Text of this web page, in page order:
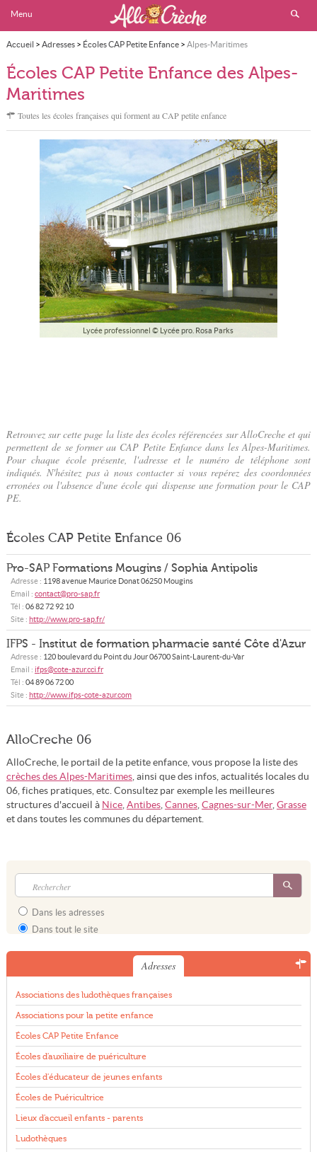
Menu
Accueil > Adresses> Écoles CAP Petite Enfance> Alpes-Maritimes
Écoles CAP Petite Enfance des Alpes-
Maritimes
Toutes les écoles françaises qui forment au CAP petite enfance
Lycée professionnel © Lycée pro. Rosa Parks
Retrouvez sur cette page la liste des écoles référencées sur AlloCreche et qui
permettent de se former au CAP Petite Enfance dans les Alpes-Maritimes.
Pour chaque école présente, l'adresse et le numéro de téléphone sont
indiqués. N'hésitez pas à nous contacter si vous repérez des coordonnées
erronées ou l'absence d'une école qui dispense une formation pour le CAP
PE.
Écoles CAP Petite Enfance 06
Pro-SAP Formations Mougins / Sophia Antipolis
Adresse : 1198 avenue Maurice Donat06250 Mougins
Email : contact@pro-sap.fr
Tél : 06 82 72 92 10
Site : http://www.pro-sap.fr/
IFPS - Institut de formation pharmacie santé Côte d'Azur
Adresse : 120 boulevard du Point du Jour06700Saint-Laurent-du-Var
Email : ifps@cote-azur.cci.fr
Tél : 04 89 06 72 00
Site : http://www.ifps-cote-azur.com
AlloCreche 06
AlloCreche, le portail de la petite enfance, vous propose la liste des
crèches des Alpes-Maritimes, ainsi que des infos, actualités locales du
06, fiches pratiques, etc. Consultez par exemple les meilleures
structures d'accueil à Nice, Antibes, Cannes, Cagnes-sur-Mer, Grasse
et dans toutes les communes du département.
Dans les adresses
Dans tout le site
Adresses
Associations des ludothèques françaises
Associations pour la petite enfance
Écoles CAP Petite Enfance
Écoles d'auxiliaire de puériculture
Écoles d'éducateur de jeunes enfants
Écoles de Puéricultrice
Lieux d'accueil enfants - parents
Ludothèques